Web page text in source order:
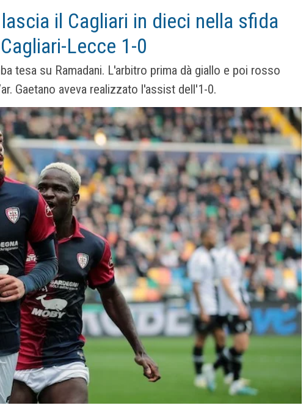
il Cagliari in dieci nella sfida
Lecce 1-0
tesa su Ramadani. L'arbitro prima dà giallo e poi rosso
Gaetano aveva realizzato l'assist dell'1-0.